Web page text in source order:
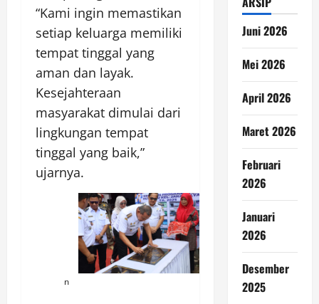
“Kami ingin memastikan
setiap keluarga memiliki
tempat tinggal yang
aman dan layak.
Kesejahteraan
masyarakat dimulai dari
lingkungan tempat
tinggal yang baik,”
ujarnya.
ⁿ
Juni 2026
Mei 2026
April 2026
Maret 2026
Februari
2026
Januari
2026
Desember
2025